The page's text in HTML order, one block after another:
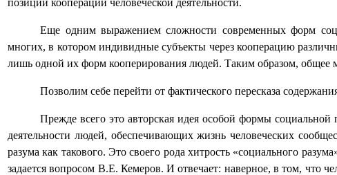
позиции кооперации человеческой деятельности.
Еще одним выражением сложности современных форм
многих, в котором индивидные субъекты через кооперацию
лишь одной их форм кооперирования людей. Таким образом, общее
Позволим себе перейти от фактического пересказа
Прежде всего это авторская идея особой формы
деятельности людей, обеспечивающих жизнь человеческих
разума как такового. Это своего рода хитрость «социального
задается вопросом В.Е. Кемеров. И отвечает: наверное, в том, что